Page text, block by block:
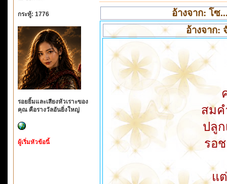
กระทู้: 1776
รอยยิ้มและเสียงหัวเราะของ
คุณ คือรางวัลอันยิ่งใหญ่
ผู้เริ่มหัวข้อนี้
อ้างจาก: โซ
อ้างจาก:
สมค
ปลูก
รอ
แ